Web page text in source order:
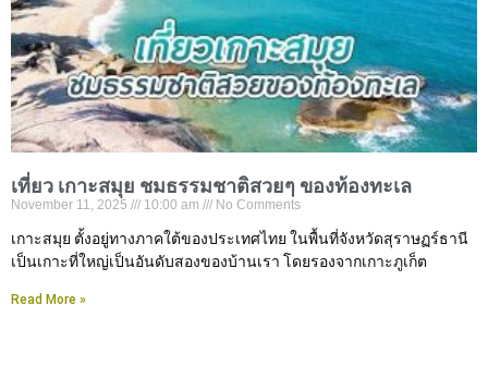
เที่ยว เกาะสมุย ชมธรรมชาติสวยๆ ของท้องทะเล
November 11, 2025 10:00 am No Comments
เกาะสมุย ตั้งอยู่ทางภาคใต้ของประเทศไทย ในพื้นที่จังหวัดสุราษฏร์ธานี
เป็นเกาะที่ใหญ่เป็นอันดับสองของบ้านเรา โดยรองจากเกาะภูเก็ต
Read More »